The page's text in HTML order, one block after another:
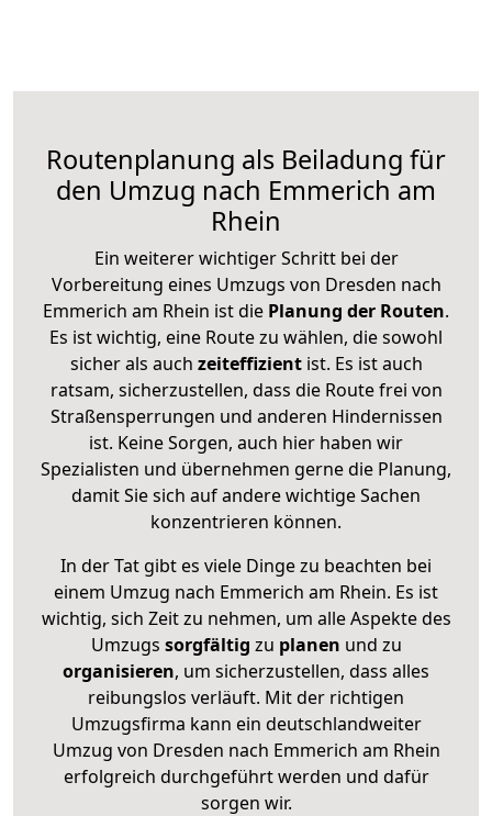
Routenplanung als Beiladung für
den Umzug nach Emmerich am
Rhein
Ein weiterer wichtiger Schritt bei der
Vorbereitung eines Umzugs von Dresden nach
Emmerich am Rhein ist die Planung der Routen.
Es ist wichtig, eine Route zu wählen, die sowohl
sicher als auch zeiteffizientist. Es ist auch
ratsam, sicherzustellen, dass die Route frei von
Straßensperrungen und anderen Hindernissen
ist. Keine Sorgen, auch hier haben wir
Spezialisten und übernehmen gerne die Planung,
damit Sie sich auf andere wichtige Sachen
konzentrieren können.
In der Tat gibt es viele Dinge zu beachten bei
einem Umzug nach Emmerich am Rhein. Es ist
wichtig, sich Zeit zu nehmen, um alle Aspekte des
Umzugs sorgfältig zu planen und zu
organisieren, um sicherzustellen, dass alles
reibungslos verläuft. Mit der richtigen
Umzugsfirma kann ein deutschlandweiter
Umzug von Dresden nach Emmerich am Rhein
erfolgreich durchgeführt werden und dafür
sorgen wir.